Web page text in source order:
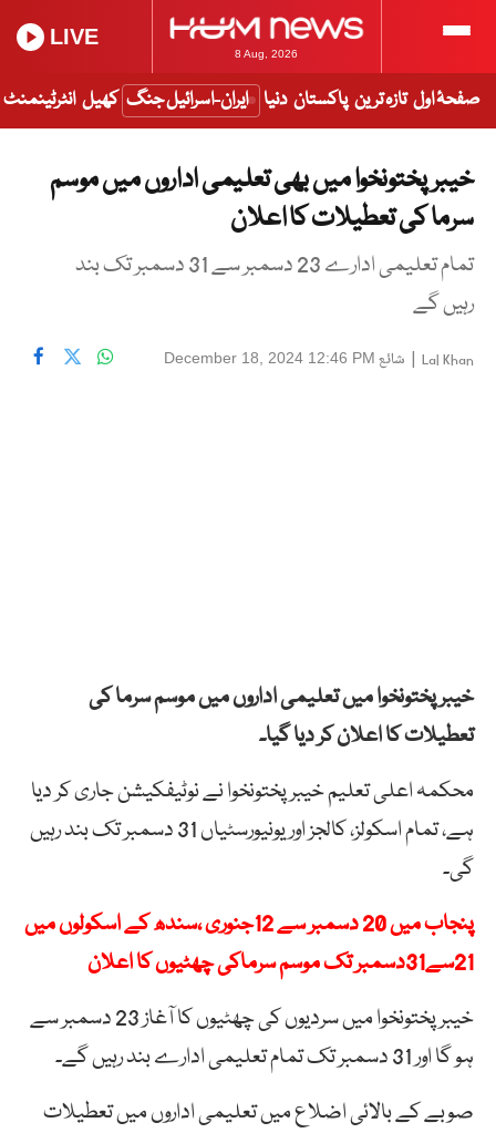
8 Aug, 2026
LIVE
صفحۂ اول تازہ ترین پاکستان دنیا ایران-اسرائیل جنگ کھیل انٹرٹینمنٹ
خیبرپختونخوا میں بھی تعلیمی اداروں میں موسم
سرما کی تعطیلات کا اعلان
تمام تعلیمی ادارے 23 دسمبر سے 31 دسمبر تک بند
رہیں گے
Lal Khan
| شائع December 18, 2024 12:46 PM
خیبرپختونخوا میں تعلیمی اداروں میں موسم سرما کی
تعطیلات کا اعلان کر دیا گیا۔
محکمہ اعلی تعلیم خیبر پختونخوا نے نوٹیفکیشن جاری کر دیا
ہے، تمام اسکولز، کالجز اور یونیورسٹیاں 31 دسمبر تک بند رہیں
گی۔
پنجاب میں 20 دسمبر سے 12جنوری ،سندھ کے اسکولوں میں
21سے31دسمبر تک موسم سرماکی چھٹیوں کا اعلان
خیبرپختونخوا میں سردیوں کی چھٹیوں کا آغاز 23 دسمبر سے
ہو گا اور 31 دسمبر تک تمام تعلیمی ادارے بند رہیں گے۔
صوبے کے بالائی اضلاع میں تعلیمی اداروں میں تعطیلات